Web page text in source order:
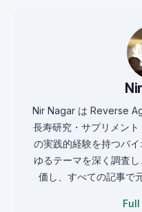
Nir Nagar は Reverse
長寿研究・サプリメン
の実践的経験を持つバ
ゆるテーマを深く調査
価し、すべての記事で